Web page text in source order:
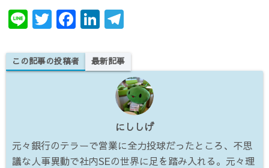
Li
n
e
T
w
it
te
F
a
c
e
k
Li
n
k
e
dI
e
gr
a
m
この記事の投稿者 最新記事
にししげ
元々銀行のテラーで営業に全力投球だったところ、不思
議な人事異動で社内SEの世界に足を踏み入れる。元々理